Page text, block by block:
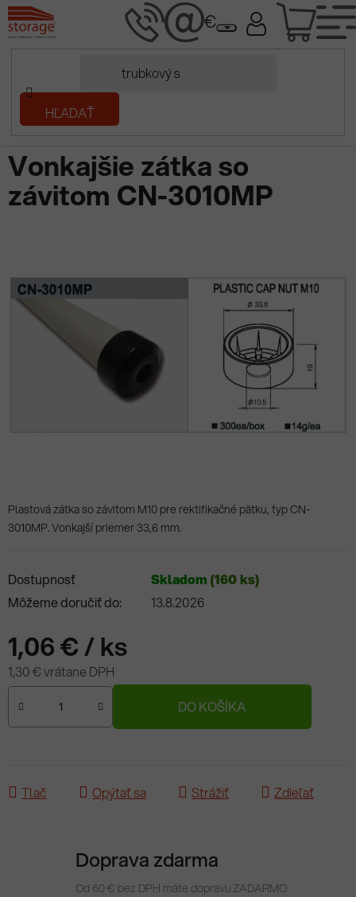
Prejsť
na
obsah
HĽADAŤ
Domov
Regály a regálové systémy
so závitom CN-3010MP
Plastová zátka so závitom M10 pre rektifikačné pätku, typ CN-
3010MP. Vonkajší priemer 33,6 mm.
Dostupnosť Skladom (160 ks)
Môžeme doručiť do:
13.8.2026
1,06 €/ ks
1,30 € vrátane DPH
DO KOŠÍKA
Tlač Opýtať sa Strážiť Zdieľať
Vonkajšie zátka so
závitom CN-3010MP
Doprava zdarma
Od 60 € bez DPH máte dopravu ZADARMO